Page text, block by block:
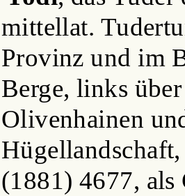
mittellat.
Provinz und im
Berge, links
Olivenhainen
(1881) 4677, als